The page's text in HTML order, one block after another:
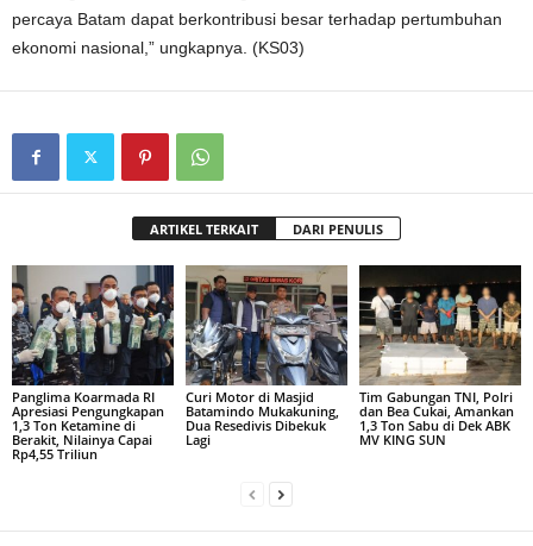
percaya Batam dapat berkontribusi besar terhadap pertumbuhan
ekonomi nasional,” ungkapnya. (KS03)
ARTIKEL TERKAIT DARI PENULIS
Panglima Koarmada RI
Apresiasi Pengungkapan
1,3 Ton Ketamine di
Berakit, Nilainya Capai
Rp4,55 Triliun
Curi Motor di Masjid
Batamindo Mukakuning,
Dua Resedivis Dibekuk
Lagi
Tim Gabungan TNI, Polri
dan Bea Cukai, Amankan
1,3 Ton Sabu di Dek ABK
MV KING SUN